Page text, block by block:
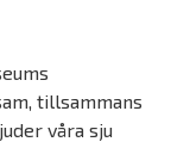
tillsammans
våra sju